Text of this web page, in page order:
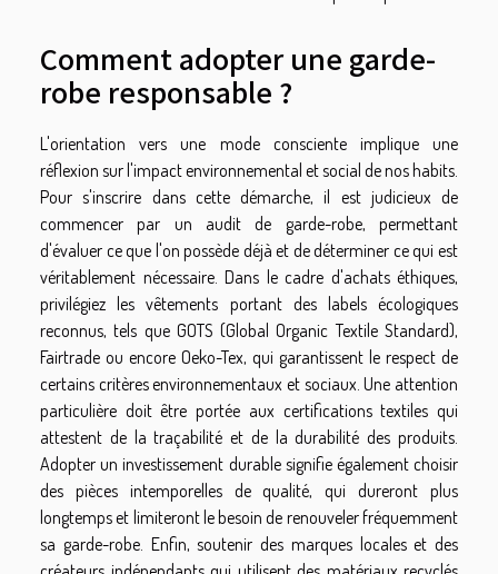
Comment adopter une garde-
robe responsable ?
L'orientation vers une mode consciente implique une
réflexion sur l'impact environnemental et social de nos habits.
Pour s'inscrire dans cette démarche, il est judicieux de
commencer par un audit de garde-robe, permettant
d'évaluer ce que l'on possède déjà et de déterminer ce qui est
véritablement nécessaire. Dans le cadre d'achats éthiques,
privilégiez les vêtements portant des labels écologiques
reconnus, tels que GOTS (Global Organic Textile Standard),
Fairtrade ou encore Oeko-Tex, qui garantissent le respect de
certains critères environnementaux et sociaux. Une attention
particulière doit être portée aux certifications textiles qui
attestent de la traçabilité et de la durabilité des produits.
Adopter un investissement durable signifie également choisir
des pièces intemporelles de qualité, qui dureront plus
longtemps et limiteront le besoin de renouveler fréquemment
sa garde-robe. Enfin, soutenir des marques locales et des